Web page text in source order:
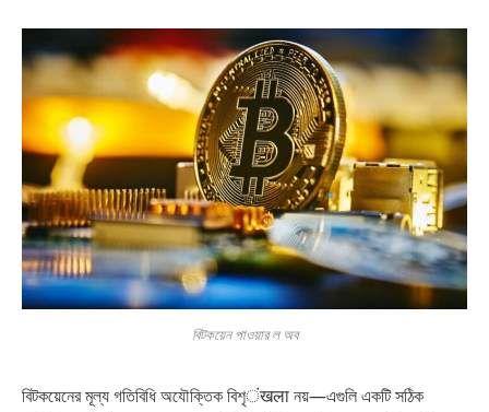
বিটকয়েন পাওয়ার ল অব
বিটকয়েনের মূল্য গতিবিধি অযৌক্তিক বিশৃंखला নয়—এগুলি একটি সঠিক